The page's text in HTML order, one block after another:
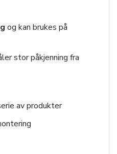
og kan brukes på
stor påkjenning fra
av produkter